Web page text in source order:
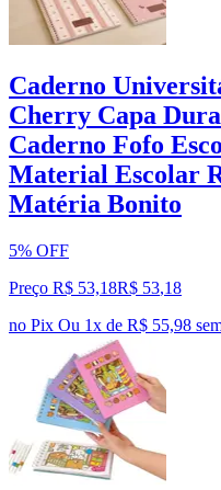
Caderno
Cherry Capa
Caderno Fofo
Material Escolar
Matéria Bonito
5% OFF
Preço R$ 53,18R$ 53,18
no Pix Ou 1x de R$ 55,98